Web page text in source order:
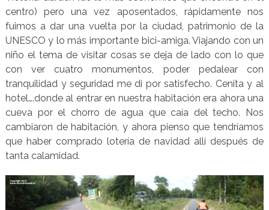
centro) pero una vez aposentados, rápidamente nos
fuimos a dar una vuelta por la ciudad, patrimonio de la
UNESCO y lo más importante bici-amiga. Viajando con un
niño el tema de visitar cosas se deja de lado con lo que
con ver cuatro monumentos, poder pedalear con
tranquilidad y seguridad me di por satisfecho. Cenita y al
hotel….donde al entrar en nuestra habitación era ahora una
cueva por el chorro de agua que caía del techo. Nos
cambiaron de habitación, y ahora pienso que tendríamos
que haber comprado lotería de navidad allí después de
tanta calamidad.